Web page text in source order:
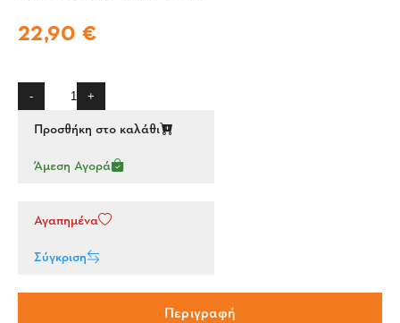
22,90 €
- +
Προσθήκη στο καλάθι
Άμεση Αγορά
Αγαπημένα
Σύγκριση
Περιγραφή